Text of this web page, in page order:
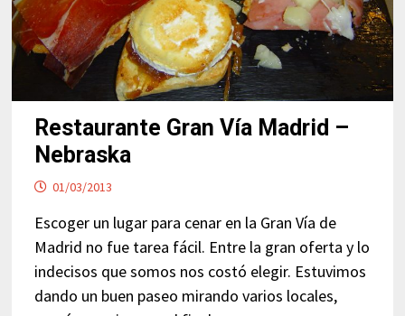
Restaurante Gran Vía Madrid –
Nebraska
01/03/2013
Escoger un lugar para cenar en la Gran Vía de
Madrid no fue tarea fácil. Entre la gran oferta y lo
indecisos que somos nos costó elegir. Estuvimos
dando un buen paseo mirando varios locales,